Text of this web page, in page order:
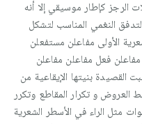
الرجز كإطار موسيقي إلا أنه
النغمي المناسب لتشكل
الأولى مفاعلن مستفعلن
فعل مفاعلن مفاعلن
بنيتها الإيقاعية من
العروض و تكرار المقاطع وتكرر
مثل الراء في الأسطر الشعرية